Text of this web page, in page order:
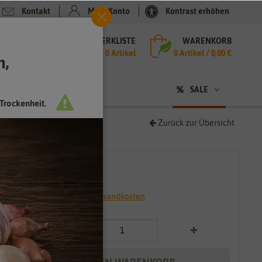
Kontakt Mein Konto Kontrast erhöhen
MERKLISTE
0 Artikel
WARENKORB
0Artikel /0,00 €
SALE
Zurück zur Übersicht
* inkl. 7% MwSt. zzgl. Versandkosten